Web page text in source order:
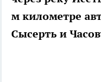
м километре
Сысерть и